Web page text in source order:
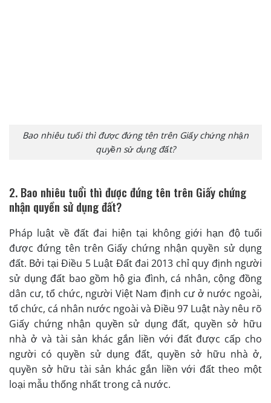
Bao nhiêu tuổi thì được đứng tên trên Giấy chứng nhận
quyền sử dụng đất?
2. Bao nhiêu tuổi thì được đứng tên trên Giấy chứng
nhận quyền sử dụng đất?
Pháp luật về đất đai hiện tại không giới hạn độ tuổi
được đứng tên trên Giấy chứng nhận quyền sử dụng
đất. Bởi tại Điều 5 Luật Đất đai 2013 chỉ quy định người
sử dụng đất bao gồm hộ gia đình, cá nhân, cộng đồng
dân cư, tổ chức, người Việt Nam định cư ở nước ngoài,
tổ chức, cá nhân nước ngoài và Điều 97 Luật này nêu rõ
Giấy chứng nhận quyền sử dụng đất, quyền sở hữu
nhà ở và tài sản khác gắn liền với đất được cấp cho
người có quyền sử dụng đất, quyền sở hữu nhà ở,
quyền sở hữu tài sản khác gắn liền với đất theo một
loại mẫu thống nhất trong cả nước.